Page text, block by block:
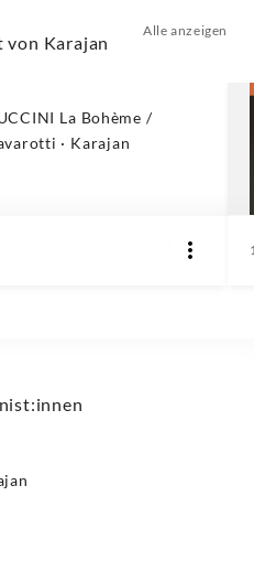
Karajan
Alle anzeigen
La Bohème /
· Karajan